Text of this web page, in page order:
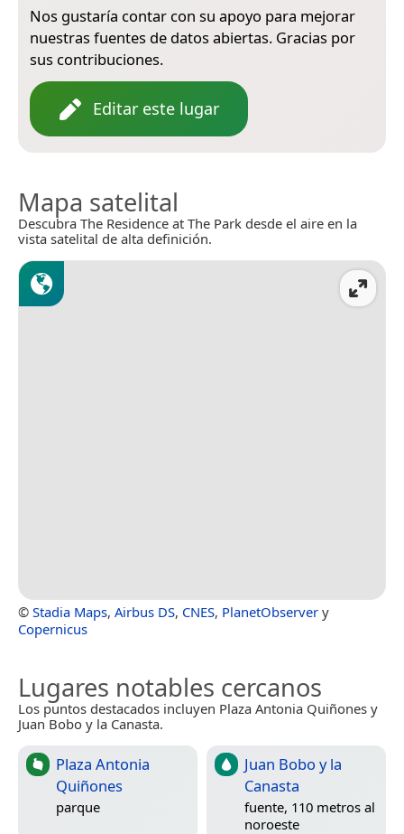
Nos gustaría contar con su apoyo para mejorar
nuestras fuentes de datos abiertas. Gracias por
sus contribuciones.
Editar este lugar
Mapa satelital
Descubra The Residence at The Park desde el aire en la
vista satelital de alta definición.
© Stadia Maps, Airbus DS, CNES, PlanetObserver y
Copernicus
Lugares notables cercanos
Los puntos destacados incluyen Plaza Antonia Quiñones y
Juan Bobo y la Canasta.
Plaza Antonia
Quiñones
parque
Juan Bobo y la
Canasta
fuente, 110 metros al
noroeste